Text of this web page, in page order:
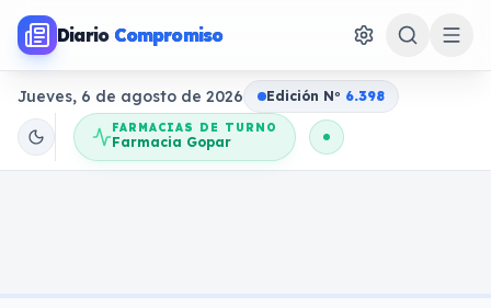
Diario Compromiso
Jueves, 6 de agosto de 2026 Edición No 6.398
FARMACIAS DE TURNO
Farmacia Gopar